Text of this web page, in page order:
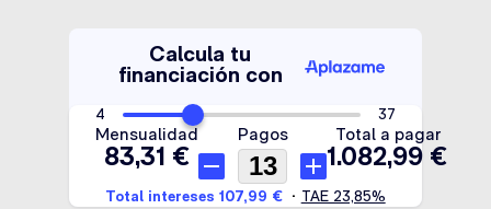
original
era:
1.019,00€.
es:
975,00€.